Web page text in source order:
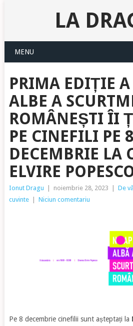
LA
MENU
PRIMA EDIȚIE
ALBE A
ROMÂNEȘTI ÎI
PE CINEFILI PE 8
DECEMBRIE LA
ELVIRE
Ionut Dragu noiembrie 28, 2023 De
cuvinte
Niciun comentariu
Pe 8 decembrie cinefilii sunt așteptați la